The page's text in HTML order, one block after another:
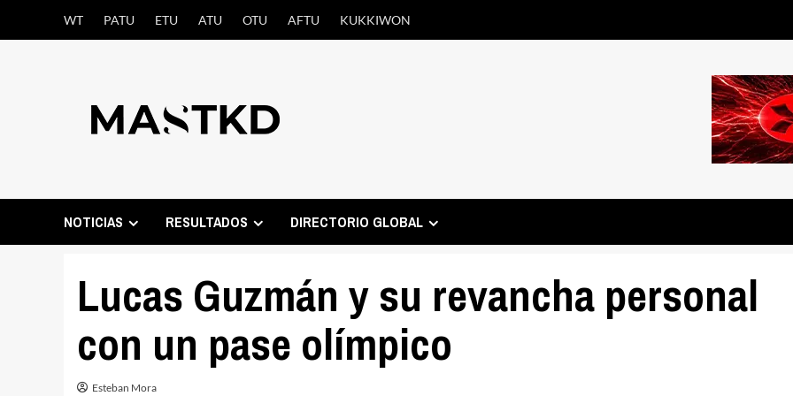
WT PATU ETU ATU OTU AFTU KUKKIWON
NOTICIAS RESULTADOS DIRECTORIO GLOBAL
Lucas Guzmán y su revancha personal
con un pase olímpico
Esteban Mora